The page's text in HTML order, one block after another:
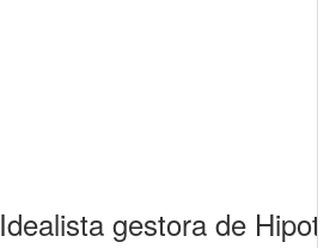
Idealista gestora de